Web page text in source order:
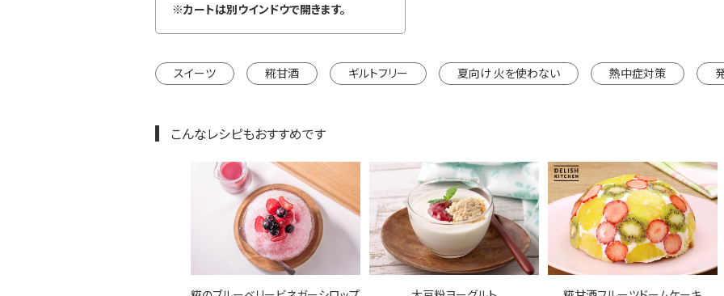
※カートは別ウインドウで開きます。
スイーツ 糀甘酒 ギルトフリー 夏向け 火を使わない 熱中症対策
こんなレシピもおすすめです